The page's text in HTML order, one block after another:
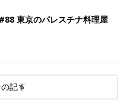
東京のパレスチナ料理屋
記事